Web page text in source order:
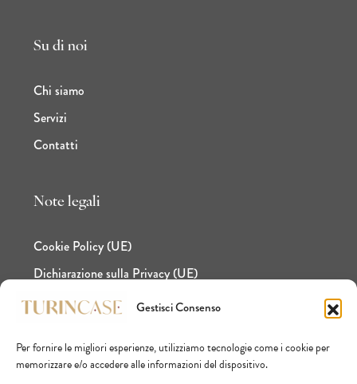
Gestisci Consenso
Per fornire le migliori esperienze, utilizziamo tecnologie come i cookie per
memorizzare e/o accedere alle informazioni del dispositivo.
Su di noi
Chi siamo
Servizi
Contatti
Note legali
Cookie Policy (UE)
Dichiarazione sulla Privacy (UE)
Facebook Instagram LinkedIn